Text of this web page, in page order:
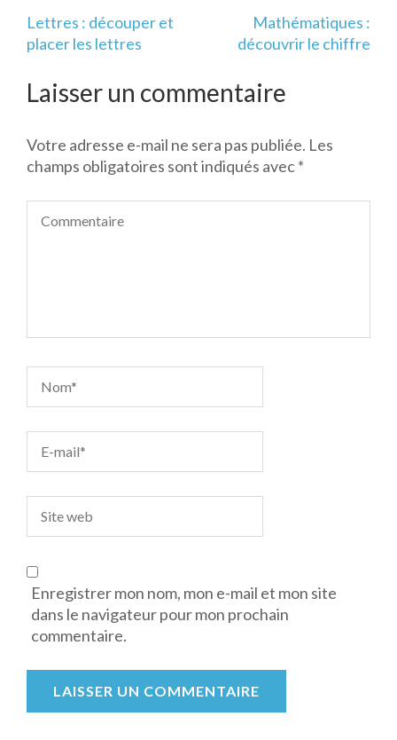
Navigation
de
Lettres : découper et
placer les lettres
Mathématiques :
découvrir le chiffre
Laisser un commentaire
Votre adresse e-mail ne sera pas publiée. Les
champs obligatoires sont indiqués avec*
Enregistrer mon nom, mon e-mail et mon site
dans le navigateur pour mon prochain
commentaire.